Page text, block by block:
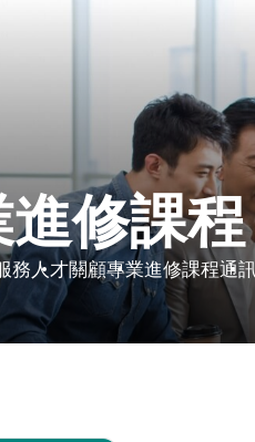
修課程
務 人才關顧專業進修課程通